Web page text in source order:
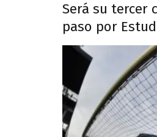
Será su tercer
paso por